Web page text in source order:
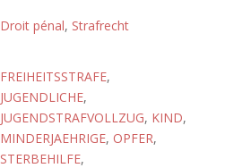
Droit pénal, Strafrecht
FREIHEITSSTRAFE,
JUGENDLICHE,
JUGENDSTRAFVOLLZUG, KIND,
MINDERJAEHRIGE, OPFER,
STERBEHILFE,